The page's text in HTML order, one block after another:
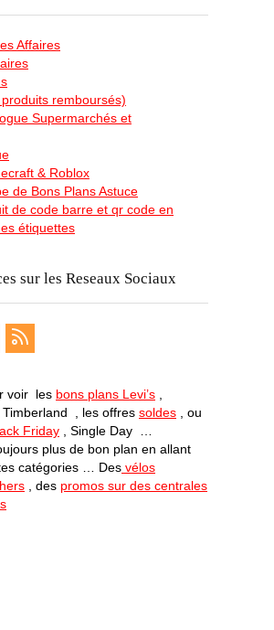
Affaires
remboursés)
Supermarchés et
& Roblox
de Bons Plans Astuce
de code barre et qr code en
étiquettes
sur les Reseaux Sociaux
voir les bons plans Levi’s
, Timberland , les offres soldes , ou
Friday , Single Day …
plus de bon plan en allant
catégories … Des vélos
, des promos sur des centrales